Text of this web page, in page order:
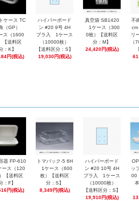
ケース TC
（GP）
ス（1600
【送料区
：K】
円(税込)
ハイパーボード
ン #20 9号 4H
プラ入 1ケース
（10000枚）
【送料区分：S】
19,030円(税込)
真空袋 SB1420
1ケース（300
0枚）【送料区
分：M】
24,420円(税込)
不
cm
リ
（
器 FP-610
ス（120
【送料区
：F】
円(税込)
トマパック-5 6H
1ケース（600
枚）【送料区
分：S】
8,349円(税込)
ハイパーボード
ン #20 10号 4H
プラ入 1ケース
（10000枚）
【送料区分：S】
19,910円(税込)
ッ
00